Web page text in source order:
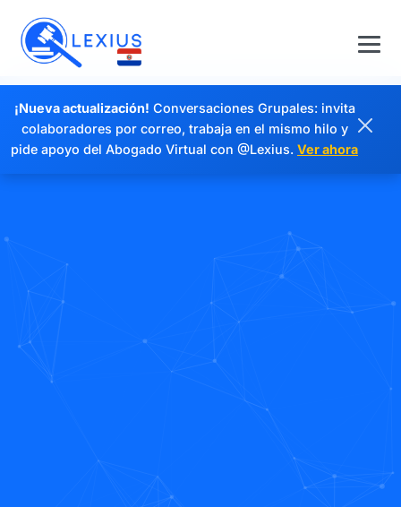
¡Nueva actualización! Conversaciones Grupales: invita
colaboradores por correo, trabaja en el mismo hilo y
pide apoyo del Abogado Virtual con @Lexius. Ver ahora